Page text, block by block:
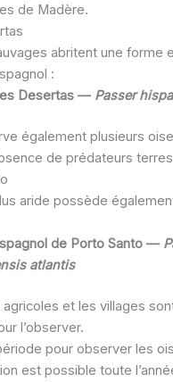
de Madère.
abritent une forme
:
Desertas — Passer
également plusieurs
de prédateurs
aride possède
de Porto Santo —
atlantis
et les villages
l’observer.
pour observer les
est possible toute